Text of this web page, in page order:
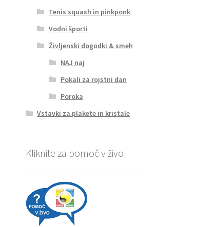
Tenis squash in pinkponk
Vodni športi
Življenski dogodki & smeh
NAJ naj
Pokali za rojstni dan
Poroka
Vstavki za plakete in kristale
Kliknite za pomoč v živo